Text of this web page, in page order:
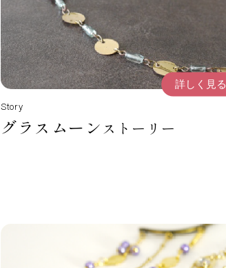
詳しく見る
Story
グラスムーンストーリー